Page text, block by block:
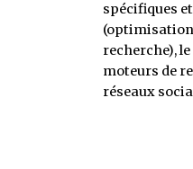
spécifiques
recherche),
moteurs de
réseaux